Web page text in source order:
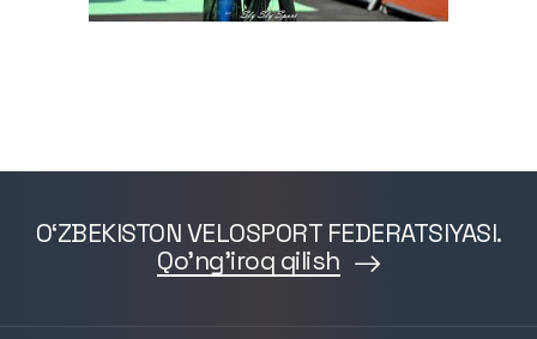
O‘ZBEKISTON VELOSPORT FEDERATSIYASI.
Qo'ng'iroq qilish